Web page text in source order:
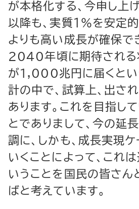
が本格化する、今申し
以降も、実質１％を安定
よりも高い成長が確保で
2040年頃に期待される
が1,000兆円に届くとい
計の中で、試算上、出さ
あります。これを目指し
とでありまして、今の延
調に、しかも、成長実現
いくことによって、これ
いうことを国民の皆さん
ばと考えています。